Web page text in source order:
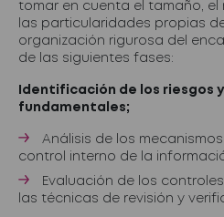
tomar en cuenta el tamaño,
las particularidades propias
organización rigurosa del
de las siguientes fases:
Identificación de los riesgos
fundamentales;
Análisis de los
control interno de la
Evaluación de los
las técnicas de revisión y